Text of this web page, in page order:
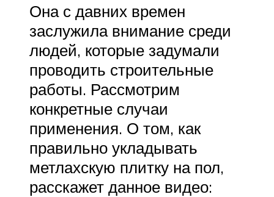
Она с давних времен
заслужила внимание среди
людей, которые задумали
проводить строительные
работы. Рассмотрим
конкретные случаи
применения. О том, как
правильно укладывать
метлахскую плитку на пол,
расскажет данное видео: